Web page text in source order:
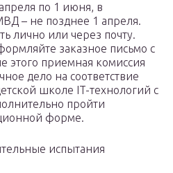
по 1 июня, в
– не позднее 1 апреля.
лично или через почту.
заказное письмо с
этого приемная комиссия
дело на соответствие
школе IT-технологий с
пройти
форме.
испытания